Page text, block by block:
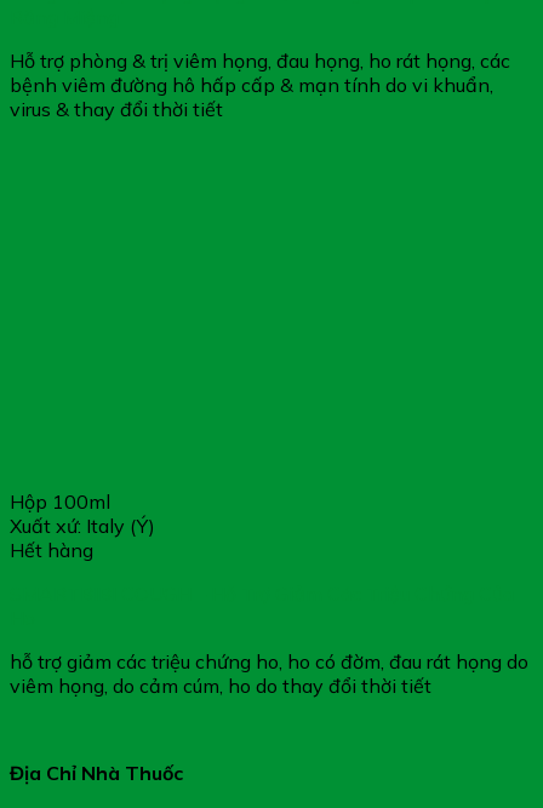
Hỗ trợ phòng & trị viêm họng, đau họng, ho rát họng, các
bệnh viêm đường hô hấp cấp & mạn tính do vi khuẩn,
virus & thay đổi thời tiết
Hộp 100ml
Xuất xứ: Italy (Ý)
Hết hàng
hỗ trợ giảm các triệu chứng ho, ho có đờm, đau rát họng do
viêm họng, do cảm cúm, ho do thay đổi thời tiết
Địa Chỉ Nhà Thuốc